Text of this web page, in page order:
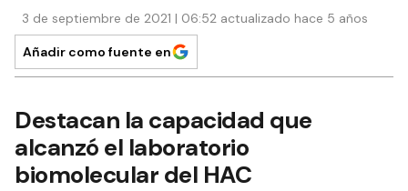
3 de septiembre de 2021 | 06:52 actualizado hace 5 años
Añadir como fuente en
Destacan la capacidad que
alcanzó el laboratorio
biomolecular del HAC